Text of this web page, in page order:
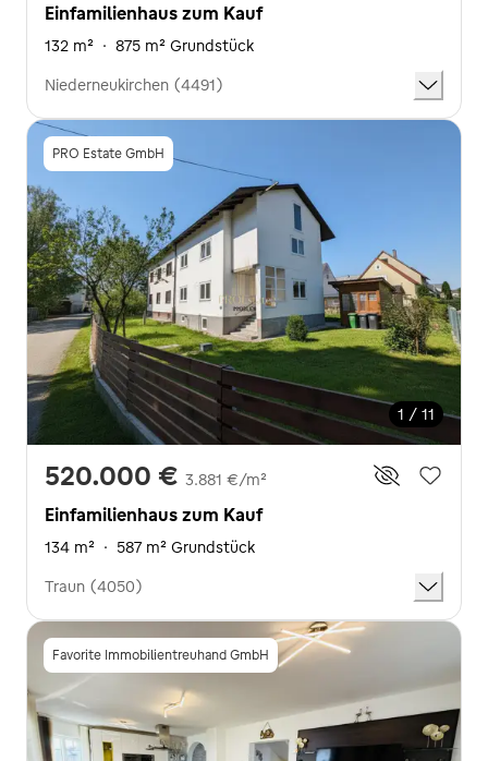
Einfamilienhaus zum Kauf
132 m² · 875 m² Grundstück
Niederneukirchen (4491)
PRO Estate GmbH
1 / 11
520.000 € 3.881 €/m²
Einfamilienhaus zum Kauf
134 m² · 587 m² Grundstück
Traun (4050)
Favorite Immobilientreuhand GmbH